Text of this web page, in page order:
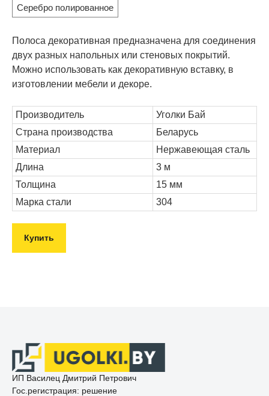
Серебро полированное
Полоса декоративная предназначена для соединения
двух разных напольных или стеновых покрытий.
Можно использовать как декоративную вставку, в
изготовлении мебели и декоре.
Производитель
Уголки Бай
Страна производства
Беларусь
Материал
Нержавеющая сталь
Длина
3 м
Толщина
15 мм
Марка стали
304
Купить
ИП Василец Дмитрий Петрович
Гос.регистрация: решение